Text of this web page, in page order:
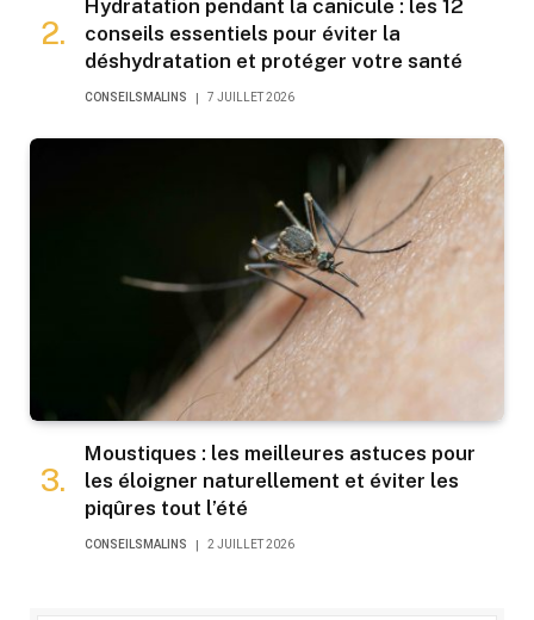
Hydratation pendant la canicule : les 12
conseils essentiels pour éviter la
déshydratation et protéger votre santé
CONSEILSMALINS 7 JUILLET 2026
Moustiques : les meilleures astuces pour
les éloigner naturellement et éviter les
piqûres tout l’été
CONSEILSMALINS 2 JUILLET 2026